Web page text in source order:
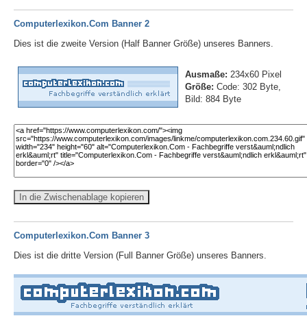
Computerlexikon.Com Banner 2
Dies ist die zweite Version (Half Banner Größe) unseres Banners.
Ausmaße: 234x60 Pixel
Größe: Code: 302 Byte,
Bild: 884 Byte
In die Zwischenablage kopieren
Computerlexikon.Com Banner 3
Dies ist die dritte Version (Full Banner Größe) unseres Banners.